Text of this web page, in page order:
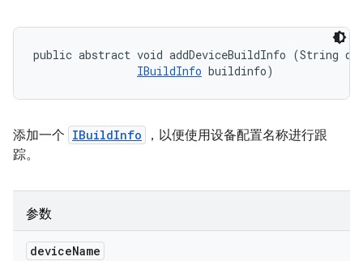
public abstract void addDeviceBuildInfo (String
IBuildInfo buildinfo)
添加一个 IBuildInfo
，以便使用设备配置名称进行跟
踪。
参数
deviceName